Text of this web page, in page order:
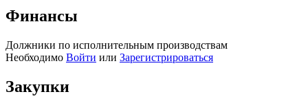
Финансы
Должники по исполнительным производствам
Необходимо Войти или Зарегистрироваться
Закупки